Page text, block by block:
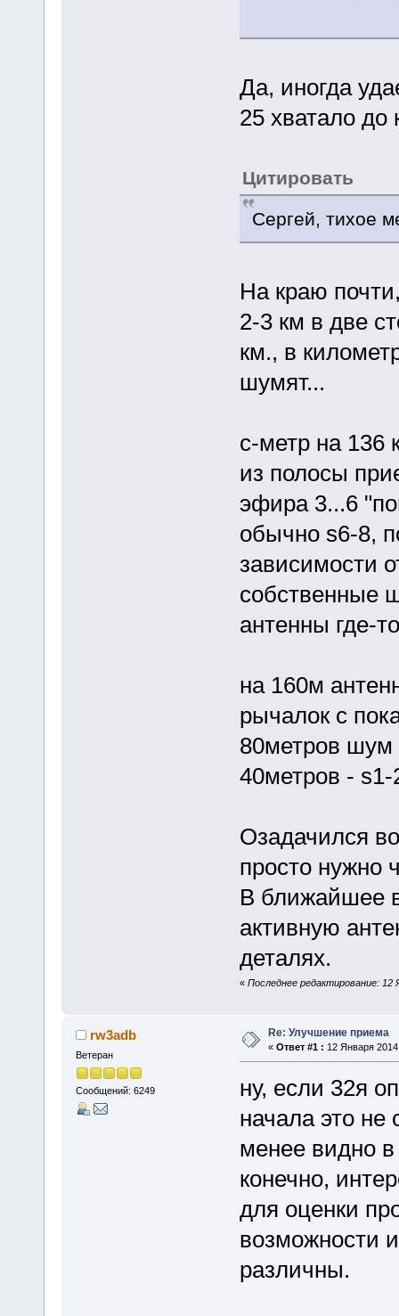
Да, иногда
25 хватало до
Цитировать
Сергей, тихое
На краю
2-3 км в две
км., в
шумят...
с-метр на 136
из полосы
эфира 3...6
обычно s6-8,
зависимости
собственные
антенны где-
на 160м
рычалок с
80метров шум
40метров -
Озадачился
просто нужно
В ближайшее
активную
деталях.
« Последнее редактирование: 12
rw3adb
Ветеран
Сообщений: 6249
Re: Улучшение приема
« Ответ #1 : 12 Января
ну, если 32я
начала это
менее видно в
конечно,
для оценки
возможности
различны.